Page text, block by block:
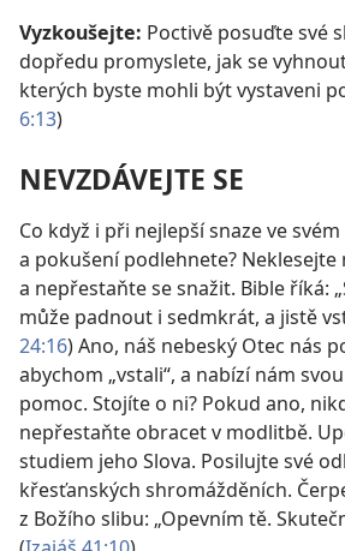
Vyzkoušejte: Poctivě posuďte své
dopředu promyslete, jak se
kterých byste mohli být vystaveni
6:13)
NEVZDÁVEJTE SE
Co když i při nejlepší snaze ve
a pokušení podlehnete? Neklesejte
a nepřestaňte se snažit. Bible říká:
může padnout i sedmkrát, a jistě
24:16) Ano, náš nebeský Otec nás
abychom „vstali“, a nabízí nám
pomoc. Stojíte o ni? Pokud ano,
nepřestaňte obracet v modlitbě.
studiem jeho Slova. Posilujte své
křesťanských shromážděních.
z Božího slibu: „Opevním tě.